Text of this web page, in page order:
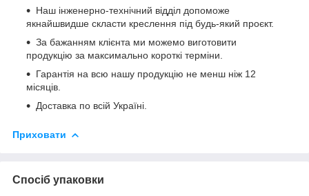
Наш інженерно-технічний відділ допоможе
якнайшвидше скласти креслення під будь-який проєкт.
За бажанням клієнта ми можемо виготовити
продукцію за максимально короткі терміни.
Гарантія на всю нашу продукцію не менш ніж 12
місяців.
Доставка по всій Україні.
Приховати
Спосіб упаковки